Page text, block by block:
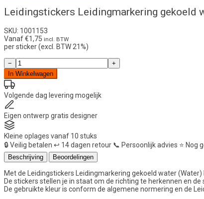
Leidingstickers Leidingmarkering gekoeld
SKU: 1001153
Vanaf€1,75 incl. BTW
per sticker (excl. BTW 21%)
Leidingstickers
Leidingmarkering
gekoeld
water
(Water)
aantal
−
+
In Winkelwagen
Volgende dag levering mogelijk
Eigen ontwerp gratis designer
Kleine oplages vanaf 10 stuks
🔒Veilig betalen ↩️ 14 dagen retour 📞 Persoonlijk advies ⭐ Nog
Beschrijving Beoordelingen
Met de Leidingstickers Leidingmarkering gekoeld water
De stickers stellen je in staat om de richting te herkennen en
De gebruikte kleur is conform de algemene normering en de